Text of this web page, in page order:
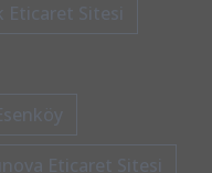
Eticaret Sitesi
Eticaret Sitesi